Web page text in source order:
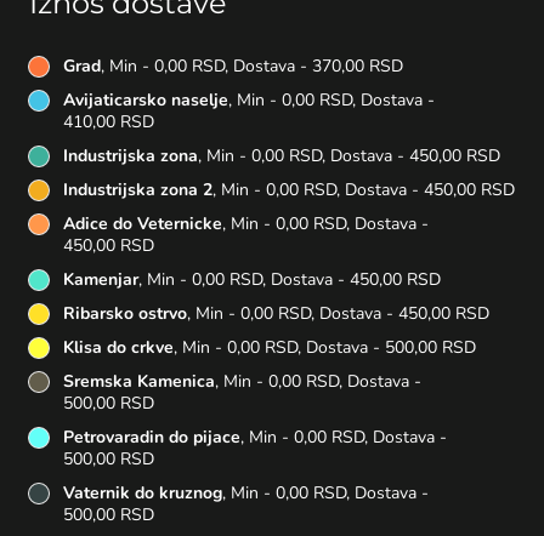
Grad, Min - 0,00 RSD, Dostava - 370,00 RSD
Avijaticarsko naselje, Min - 0,00 RSD, Dostava -
410,00 RSD
Industrijska zona, Min - 0,00 RSD, Dostava - 450,00 RSD
Industrijska zona 2, Min - 0,00 RSD, Dostava - 450,00 RSD
Adice do Veternicke, Min - 0,00 RSD, Dostava -
450,00 RSD
Kamenjar, Min - 0,00 RSD, Dostava - 450,00 RSD
Ribarsko ostrvo, Min - 0,00 RSD, Dostava - 450,00 RSD
Klisa do crkve, Min - 0,00 RSD, Dostava - 500,00 RSD
Sremska Kamenica, Min - 0,00 RSD, Dostava -
500,00 RSD
Petrovaradin do pijace, Min - 0,00 RSD, Dostava -
500,00 RSD
Vaternik do kruznog, Min - 0,00 RSD, Dostava -
500,00 RSD